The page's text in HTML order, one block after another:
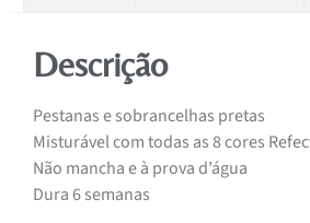
Descrição
Pestanas e sobrancelhas pretas
Misturável com todas as 8 cores
Não mancha e à prova d’água
Dura 6 semanas